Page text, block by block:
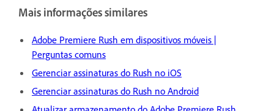
Mais informações similares
Adobe Premiere Rush em dispositivos móveis |
Perguntas comuns
Gerenciar assinaturas do Rush no iOS
Gerenciar assinaturas do Rush no Android